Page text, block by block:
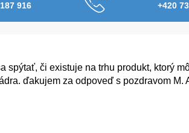
916 +420
spýtať, či existuje na trhu produkt, ktorý
ďakujem za odpoveď s pozdravom M.